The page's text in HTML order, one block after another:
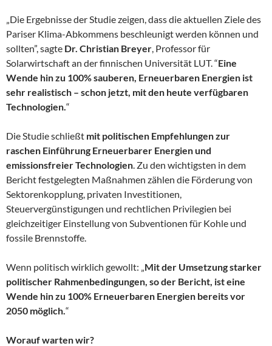
„Die Ergebnisse der Studie zeigen, dass die aktuellen Ziele des
Pariser Klima-Abkommens beschleunigt werden können und
sollten”, sagte Dr. Christian Breyer, Professor für
Solarwirtschaft an der finnischen Universität LUT. “Eine
Wende hin zu 100% sauberen, Erneuerbaren Energien ist
sehr realistisch – schon jetzt, mit den heute verfügbaren
Technologien.“
Die Studie schließt mit politischen Empfehlungen zur
raschen Einführung Erneuerbarer Energien und
emissionsfreier Technologien. Zu den wichtigsten in dem
Bericht festgelegten Maßnahmen zählen die Förderung von
Sektorenkopplung, privaten Investitionen,
Steuervergünstigungen und rechtlichen Privilegien bei
gleichzeitiger Einstellung von Subventionen für Kohle und
fossile Brennstoffe.
Wenn politisch wirklich gewollt: „Mit der Umsetzung starker
politischer Rahmenbedingungen, so der Bericht, ist eine
Wende hin zu 100% Erneuerbaren Energien bereits vor
2050 möglich.“
Worauf warten wir?